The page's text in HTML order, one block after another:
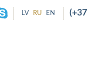
LV RU EN